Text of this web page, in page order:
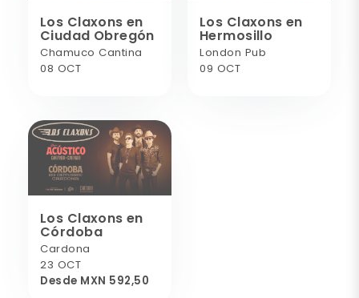
Los Claxons en
Ciudad Obregón
Chamuco Cantina
08 OCT
Los Claxons en
Hermosillo
London Pub
09 OCT
Los Claxons en
Córdoba
Cardona
23 OCT
Desde MXN 592,50